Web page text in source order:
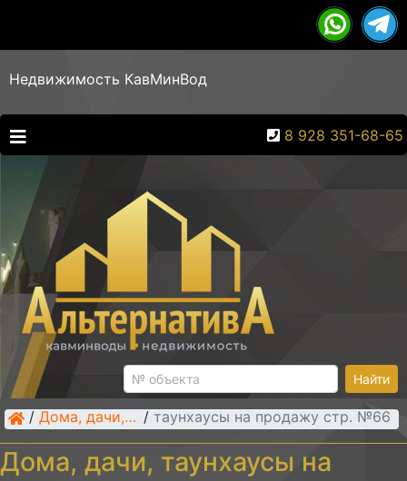
Недвижимость КавМинВод
8 928 351-68-65
Найти
/ Дома, дачи, таунхаусы /
Дома, дачи, таунхаусы на продажу стр. №66
Дома, дачи, таунхаусы на